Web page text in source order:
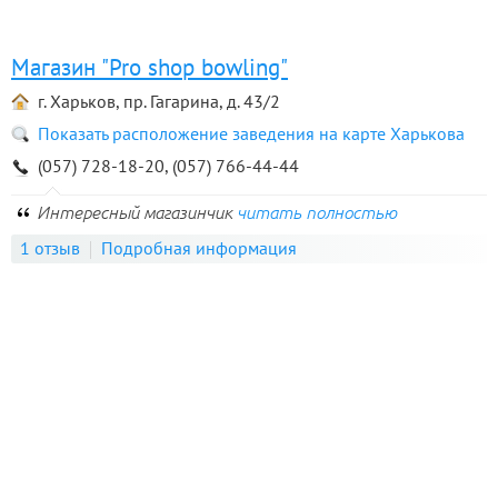
Магазин "Pro shop bowling"
г. Харьков, пр. Гагарина, д. 43/2
Показать расположение заведения на карте Харькова
(057) 728-18-20, (057) 766-44-44
Интересный магазинчик читать полностью
1 отзыв Подробная информация